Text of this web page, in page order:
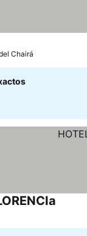
Chairá